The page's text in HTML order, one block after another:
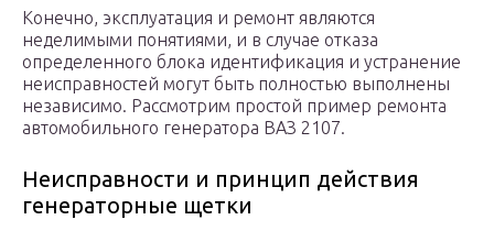
Конечно, эксплуатация и ремонт являются
неделимыми понятиями, и в случае отказа
определенного блока идентификация и устранение
неисправностей могут быть полностью выполнены
независимо. Рассмотрим простой пример ремонта
автомобильного генератора ВАЗ 2107.
Неисправности и принцип действия
генераторные щетки